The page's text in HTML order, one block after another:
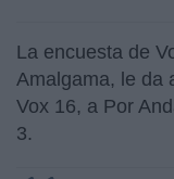
La encuesta de
Amalgama, le da
Vox 16, a Por
3.